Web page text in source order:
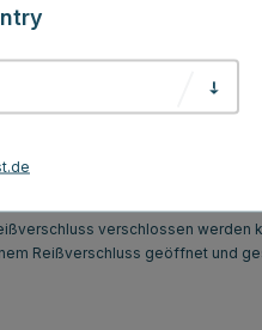
sind sowohl
Die Taille hat einen
verschlossen werden
Reißverschluss geöffnet und